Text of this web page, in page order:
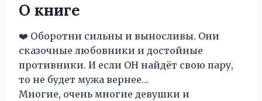
О книге
❤️ Оборотни сильны и выносливы. Они
сказочные любовники и достойные
противники. И если ОН найдёт свою пару,
то не будет мужа вернее…
Многие, очень многие девушки и